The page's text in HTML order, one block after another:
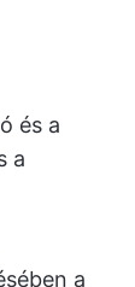
és a
a
a